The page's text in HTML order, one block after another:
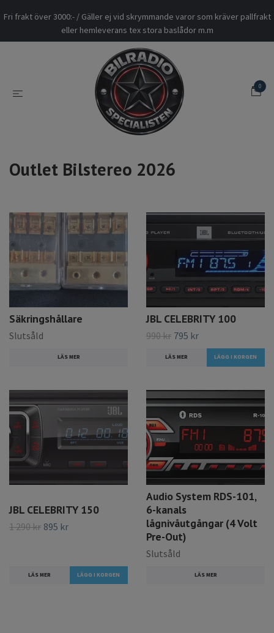
Fri frakt över 3000:- / Gäller ej vid skrymmande varor som kräver pallfrakt
eller hemleverans tex stora baslådor m.m
0
Outlet Bilstereo 2026
Säkringshållare
Slutsåld
LÄS MER
JBL CELEBRITY 100
990 kr 795 kr
LÄS MER
JBL CELEBRITY 150
1 290 kr 895 kr
LÄS MER
Audio System RDS-101,
6-kanals
lågnivåutgångar (4 Volt
Pre-Out)
Slutsåld
LÄS MER